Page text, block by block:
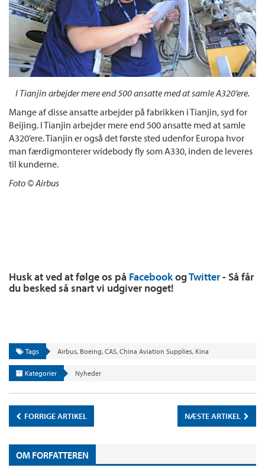
I Tianjin arbejder mere end 500 ansatte med at samle A320’ere.
Mange af disse ansatte arbejder på fabrikken i Tianjin, syd for
Beijing. I Tianjin arbejder mere end 500 ansatte med at samle
A320’ere. Tianjin er også det første sted udenfor Europa hvor
man færdigmonterer widebody fly som A330, inden de leveres
til kunderne.
Foto © Airbus
Husk at ved at følge os på FacebookogTwitter- Så får
du besked så snart vi udgiver noget!
Tags Airbus, Boeing, CAS, China Aviation Supplies, Kina
Kategorier Nyheder
FORRIGE ARTIKEL NÆSTE ARTIKEL
OM FORFATTEREN